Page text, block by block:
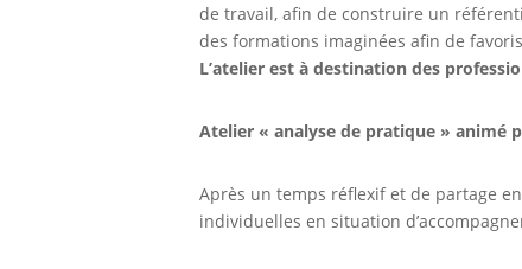
de travail, afin de construire un
des formations imaginées afin de
L’atelier est à destination des
Atelier « analyse de pratique » animé
Après un temps réflexif et de partage
individuelles en situation